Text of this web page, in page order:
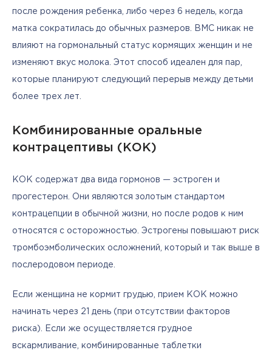
после рождения ребенка, либо через 6 недель, когда
матка сократилась до обычных размеров. ВМС никак не
влияют на гормональный статус кормящих женщин и не
изменяют вкус молока. Этот способ идеален для пар,
которые планируют следующий перерыв между детьми
более трех лет.
Комбинированные оральные
контрацептивы (КОК)
КОК содержат два вида гормонов — эстроген и
прогестерон. Они являются золотым стандартом
контрацепции в обычной жизни, но после родов к ним
относятся с осторожностью. Эстрогены повышают риск
тромбоэмболических осложнений, который и так выше в
послеродовом периоде.
Если женщина не кормит грудью, прием КОК можно
начинать через 21 день (при отсутствии факторов
риска). Если же осуществляется грудное
вскармливание, комбинированные таблетки